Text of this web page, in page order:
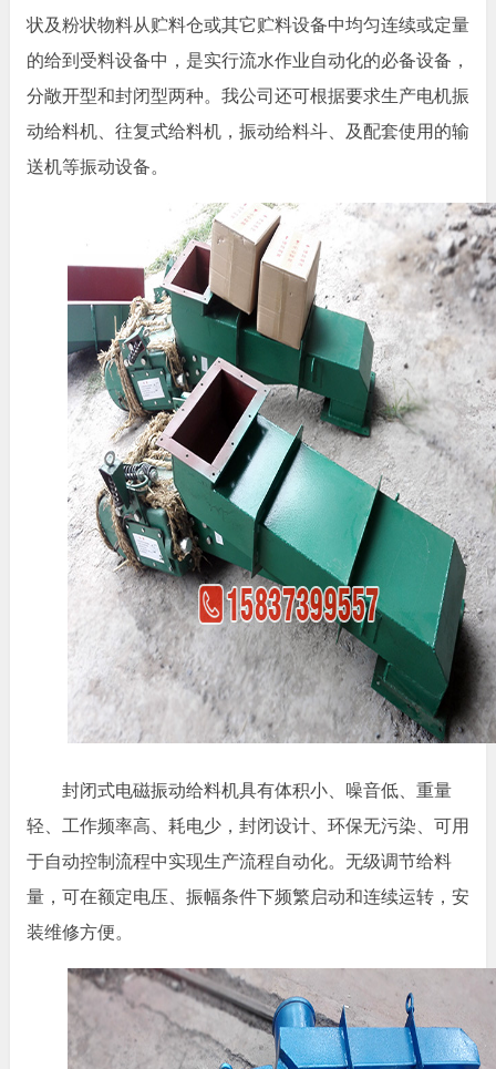
状及粉状物料从贮料仓或其它贮料设备中均匀连续或定量
的给到受料设备中，是实行流水作业自动化的必备设备，
分敞开型和封闭型两种。我公司还可根据要求生产电机振
动给料机、往复式给料机，振动给料斗、及配套使用的输
送机等振动设备。
封闭式电磁振动给料机具有体积小、噪音低、重量
轻、工作频率高、耗电少，封闭设计、环保无污染、可用
于自动控制流程中实现生产流程自动化。无级调节给料
量，可在额定电压、振幅条件下频繁启动和连续运转，安
装维修方便。